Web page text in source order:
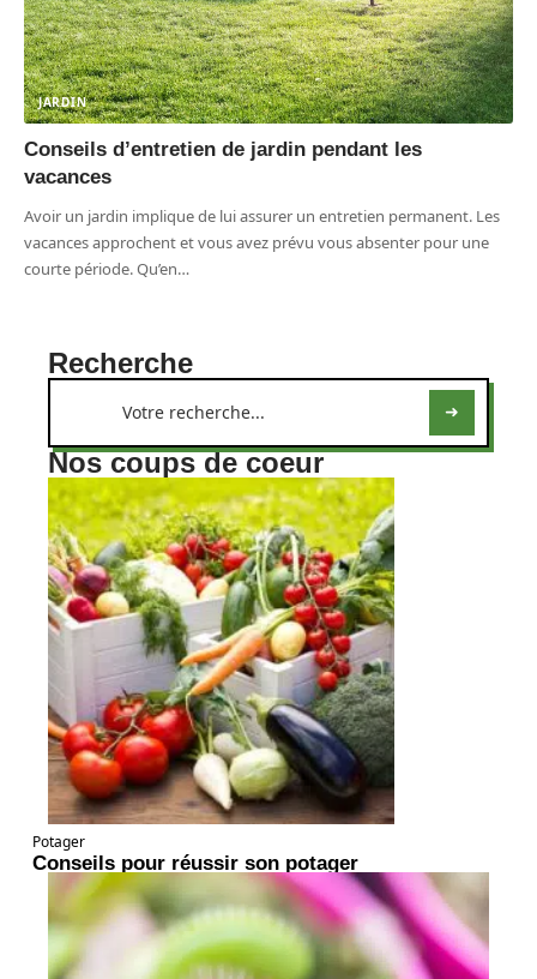
JARDIN
Conseils d’entretien de jardin pendant les
vacances
Avoir un jardin implique de lui assurer un entretien permanent. Les
vacances approchent et vous avez prévu vous absenter pour une
courte période. Qu’en…
Recherche
Nos coups de coeur
Potager
Conseils pour réussir son potager